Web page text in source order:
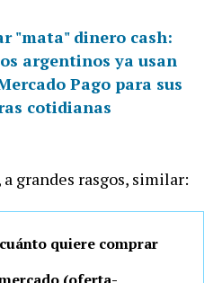
"mata" dinero cash:
argentinos ya usan
Pago para sus
cotidianas
grandes rasgos, similar:
quiere comprar